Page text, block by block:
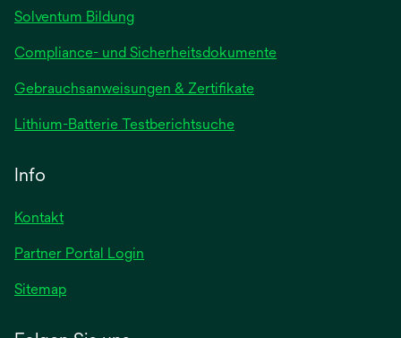
Solventum Bildung
Compliance- und Sicherheitsdokumente
Gebrauchsanweisungen & Zertifikatewird
Lithium-Batterie Testberichtsuchewird
Info
Kontakt
Partner Portal Login
Sitemap